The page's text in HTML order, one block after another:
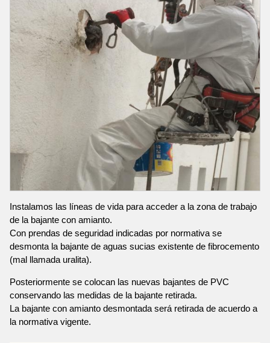
Instalamos las líneas de vida para acceder a la zona de trabajo
de la bajante con amianto.
Con prendas de seguridad indicadas por normativa se
desmonta la bajante de aguas sucias existente de fibrocemento
(mal llamada uralita).
Posteriormente se colocan las nuevas bajantes de PVC
conservando las medidas de la bajante retirada.
La bajante con amianto desmontada será retirada de acuerdo a
la normativa vigente.